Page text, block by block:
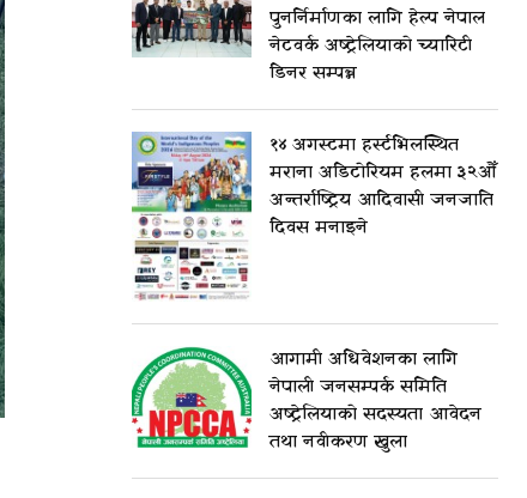
पुनर्निर्माणका लागि हेल्प नेपाल
नेटवर्क अष्ट्रेलियाको च्यारिटी
डिनर सम्पन्न
१४ अगस्टमा हर्स्टभिलस्थित
मराना अडिटोरियम हलमा ३२औँ
अन्तर्राष्ट्रिय आदिवासी जनजाति
दिवस मनाइने
आगामी अधिवेशनका लागि
नेपाली जनसम्पर्क समिति
अष्ट्रेलियाको सदस्यता आवेदन
तथा नवीकरण खुला